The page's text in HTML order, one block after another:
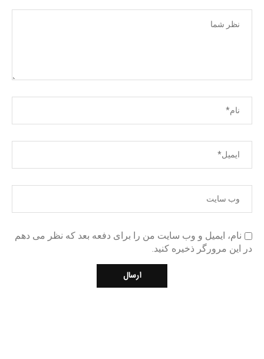
نام، ایمیل و وب سایت من را برای دفعه بعد که نظر می دهم
در این مرورگر ذخیره کنید.